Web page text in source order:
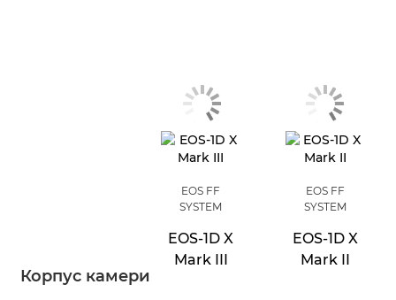
Корпус камери
EOS FF
SYSTEM
EOS-1D X
Mark III
EOS FF
SYSTEM
EOS-1D X
Mark II